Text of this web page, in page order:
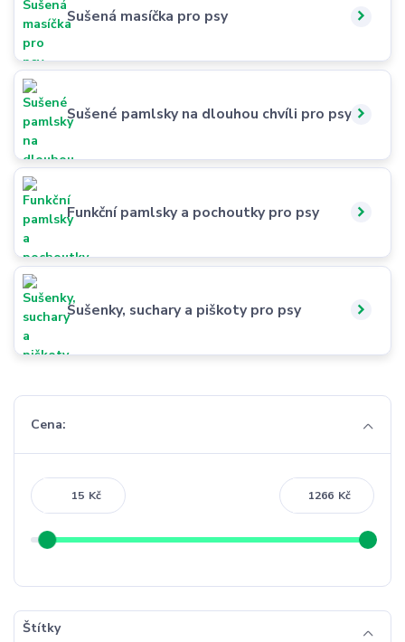
Sušená masíčka pro psy
Sušené pamlsky na dlouhou chvíli pro psy
Funkční pamlsky a pochoutky pro psy
Sušenky, suchary a piškoty pro psy
Cena:
Kč Kč
Štítky